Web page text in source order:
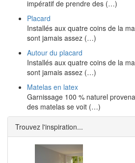
impératif de prendre des (…)
Placard
Installés aux quatre coins de la
sont jamais assez (…)
Autour du placard
Installés aux quatre coins de la
sont jamais assez (…)
Matelas en latex
Garnissage 100 % naturel
des matelas se voit (…)
Trouvez l'inspiration...